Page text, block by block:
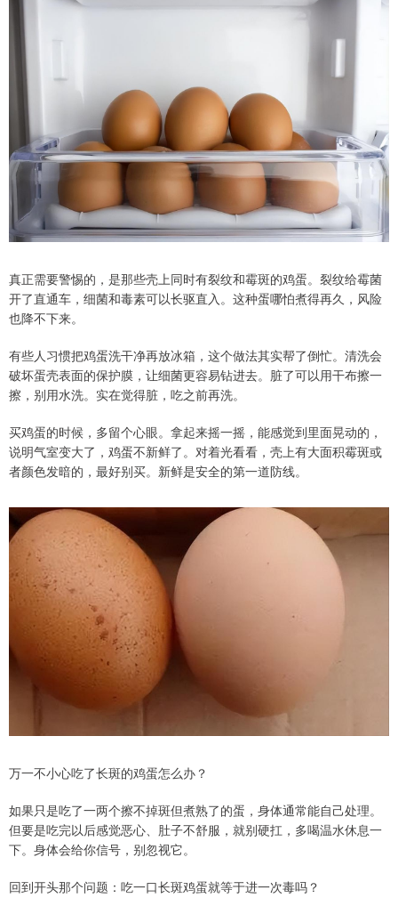
真正需要警惕的，是那些壳上同时有裂纹和霉斑的鸡蛋。裂纹给霉菌
开了直通车，细菌和毒素可以长驱直入。这种蛋哪怕煮得再久，风险
也降不下来。
有些人习惯把鸡蛋洗干净再放冰箱，这个做法其实帮了倒忙。清洗会
破坏蛋壳表面的保护膜，让细菌更容易钻进去。脏了可以用干布擦一
擦，别用水洗。实在觉得脏，吃之前再洗。
买鸡蛋的时候，多留个心眼。拿起来摇一摇，能感觉到里面晃动的，
说明气室变大了，鸡蛋不新鲜了。对着光看看，壳上有大面积霉斑或
者颜色发暗的，最好别买。新鲜是安全的第一道防线。
万一不小心吃了长斑的鸡蛋怎么办？
如果只是吃了一两个擦不掉斑但煮熟了的蛋，身体通常能自己处理。
但要是吃完以后感觉恶心、肚子不舒服，就别硬扛，多喝温水休息一
下。身体会给你信号，别忽视它。
回到开头那个问题：吃一口长斑鸡蛋就等于进一次毒吗？